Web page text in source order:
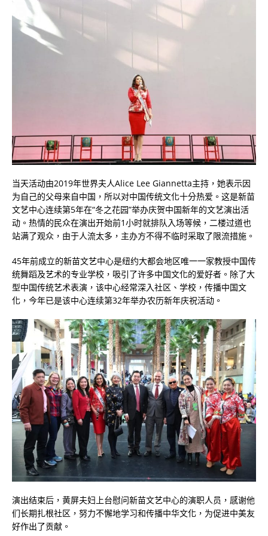
当天活动由2019年世界夫人Alice Lee Giannetta主持，她表示因
为自己的父母来自中国，所以对中国传统文化十分热爱。这是新苗
文艺中心连续第5年在“冬之花园”举办庆贺中国新年的文艺演出活
动。热情的民众在演出开始前1小时就排队入场等候，二楼过道也
站满了观众，由于人流太多，主办方不得不临时采取了限流措施。
45年前成立的新苗文艺中心是纽约大都会地区唯一一家教授中国传
统舞蹈及艺术的专业学校，吸引了许多中国文化的爱好者。除了大
型中国传统艺术表演，该中心经常深入社区、学校，传播中国文
化，今年已是该中心连续第32年举办农历新年庆祝活动。
演出结束后，黄屏夫妇上台慰问新苗文艺中心的演职人员，感谢他
们长期扎根社区，努力不懈地学习和传播中华文化，为促进中美友
好作出了贡献。